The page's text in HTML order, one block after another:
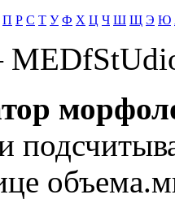
П Р С Т У Ф Х Ц Ч Ш Щ Э Ю